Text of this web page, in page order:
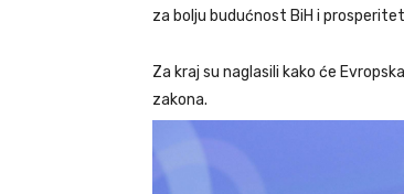
za bolju budućnost BiH i
Za kraj su naglasili kako će
zakona.